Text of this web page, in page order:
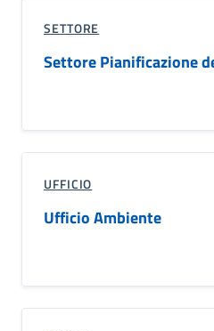
SETTORE
Settore Pianificazione
UFFICIO
Ufficio Ambiente